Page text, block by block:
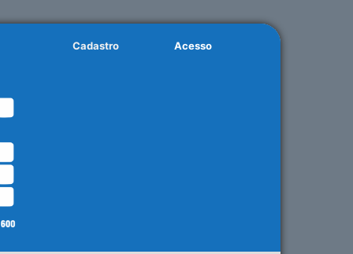
Cadastro Acesso